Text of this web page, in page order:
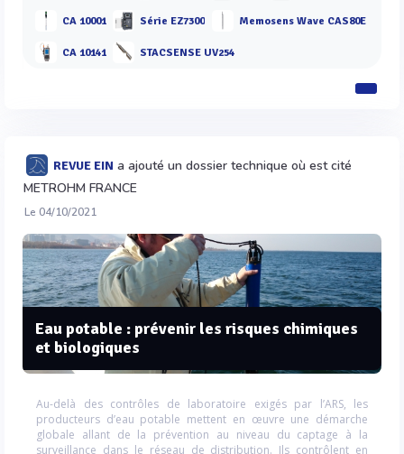
CA 10001 Série EZ7300 Memosens Wave CAS80E
CA 10141 STACSENSE UV254
REVUE EIN a ajouté un dossier technique où est cité
METROHM FRANCE
Le 04/10/2021
Eau potable : prévenir les risques chimiques
et biologiques
Au-delà des contrôles de laboratoire exigés par l’ARS, les
producteurs d’eau potable mettent en œuvre une démarche
globale allant de la prévention au niveau du captage à la
surveillance dans le réseau de distribution. Ils contrôlent en